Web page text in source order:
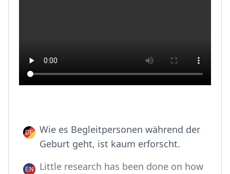
Wie es Begleitpersonen während der
Geburt geht, ist kaum erforscht.
Little research has been done on how